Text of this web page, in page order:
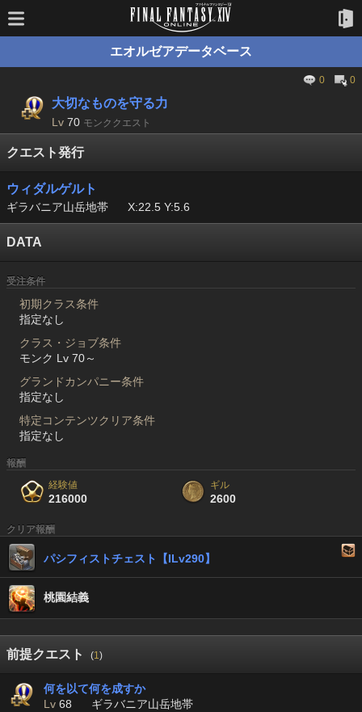
エオルゼアデータベース
0 0
大切なものを守る力
Lv 70 モンククエスト
クエスト発行
ウィダルゲルト
ギラバニア山岳地帯 X:22.5 Y:5.6
DATA
受注条件
初期クラス条件
指定なし
クラス・ジョブ条件
モンク Lv 70～
グランドカンパニー条件
指定なし
特定コンテンツクリア条件
指定なし
報酬
経験値
216000
ギル
2600
クリア報酬
パシフィストチェスト【ILv290】
桃園結義
前提クエスト (1)
何を以て何を成すか
Lv 68 ギラバニア山岳地帯